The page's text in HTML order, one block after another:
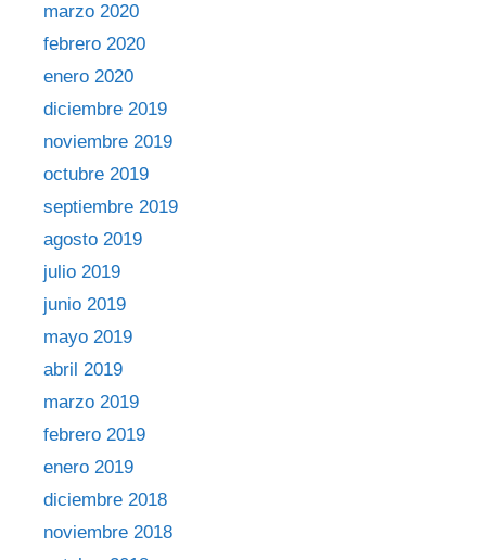
marzo 2020
febrero 2020
enero 2020
diciembre 2019
noviembre 2019
octubre 2019
septiembre 2019
agosto 2019
julio 2019
junio 2019
mayo 2019
abril 2019
marzo 2019
febrero 2019
enero 2019
diciembre 2018
noviembre 2018